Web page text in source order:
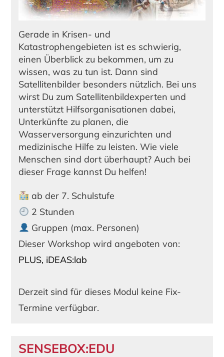
Gerade in Krisen- und
Katastrophengebieten ist es schwierig,
einen Überblick zu bekommen, um zu
wissen, was zu tun ist. Dann sind
Satellitenbilder besonders nützlich. Bei uns
wirst Du zum Satellitenbildexperten und
unterstützt Hilfsorganisationen dabei,
Unterkünfte zu planen, die
Wasserversorgung einzurichten und
medizinische Hilfe zu leisten. Wie viele
Menschen sind dort überhaupt? Auch bei
dieser Frage kannst Du helfen!
ab der 7. Schulstufe
2 Stunden
Gruppen (max. Personen)
Dieser Workshop wird angeboten von:
PLUS, iDEAS:lab
Derzeit sind für dieses Modul keine Fix-
Termine verfügbar.
SENSEBOX:EDU